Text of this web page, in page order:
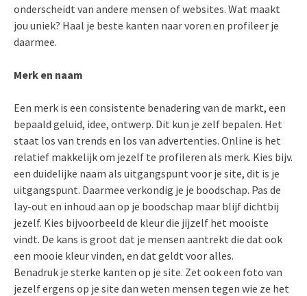
onderscheidt van andere mensen of websites. Wat maakt
jou uniek? Haal je beste kanten naar voren en profileer je
daarmee.
Merk en naam
Een merk is een consistente benadering van de markt, een
bepaald geluid, idee, ontwerp. Dit kun je zelf bepalen. Het
staat los van trends en los van advertenties. Online is het
relatief makkelijk om jezelf te profileren als merk. Kies bijv.
een duidelijke naam als uitgangspunt voor je site, dit is je
uitgangspunt. Daarmee verkondig je je boodschap. Pas de
lay-out en inhoud aan op je boodschap maar blijf dichtbij
jezelf. Kies bijvoorbeeld de kleur die jijzelf het mooiste
vindt. De kans is groot dat je mensen aantrekt die dat ook
een mooie kleur vinden, en dat geldt voor alles.
Benadruk je sterke kanten op je site. Zet ook een foto van
jezelf ergens op je site dan weten mensen tegen wie ze het